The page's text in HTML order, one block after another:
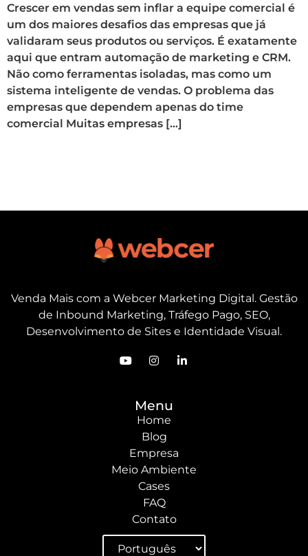
Crescer em vendas sem inflar a equipe comercial é
um dos maiores desafios das empresas que já
validaram seus produtos ou serviços. É exatamente
aqui que entram automação de marketing e CRM.
Não como ferramentas isoladas, mas como um
sistema inteligente de vendas. O problema das
empresas que dependem apenas do time
comercial Muitas empresas […]
Venda Mais com a Webcer Marketing Digital. Gestão
de Inbound Marketing, Tráfego Pago, SEO,
Desenvolvimento de Sites e Identidade Visual.
Menu
Home
Blog
Empresa
Meio Ambiente
Cases
FAQ
Contato